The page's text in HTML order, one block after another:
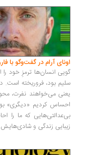
آرام در گفت‌وگو با فاروک
انسان‌ها ترمزِ خود را از
بود، فروریخته است. در
می‌خواهند نفرت، محورِ
کردیم «دیگری» بودن
که ما را احاطه
زندگی و شادی‌هایش...